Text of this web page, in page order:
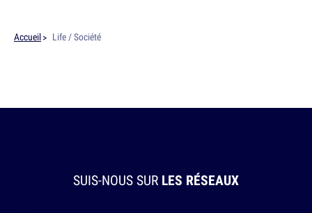
Accueil Life / Société
SUIS-NOUS SUR LES RÉSEAUX